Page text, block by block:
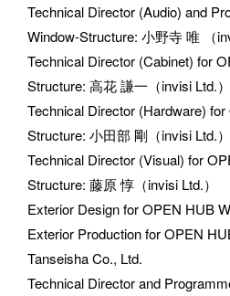
Technical Director (Audio) and
Window-Structure: 小野寺 唯 （
Technical Director (Cabinet) for
Structure: 高花 謙一（invisi Ltd.）
Technical Director (Hardware)
Structure: 小田部 剛（invisi Ltd.）
Technical Director (Visual) for
Structure: 藤原 惇（invisi Ltd.）
Exterior Design for OPEN HUB
Exterior Production for OPEN
Tanseisha Co., Ltd.
Technical Director and